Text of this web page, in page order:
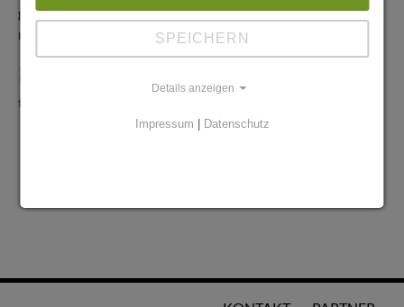
graen@mediaworldgmbh.deoder
meyer@mediaworldgmbh.de
tipps@stadtglanz.de
SPEICHERN
Details anzeigen
Impressum | Datenschutz